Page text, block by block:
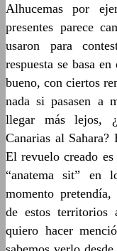
Alhucemas por
presentes parece
usaron para
respuesta se basa
bueno, con ciertos
nada si pasasen a
llegar más lejos,
Canarias al Sahara?
El revuelo creado
“anatema sit” en
momento
de estos territorios
quiero hacer